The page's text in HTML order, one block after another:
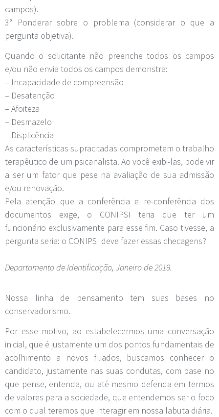
campos).
3° Ponderar sobre o problema (considerar o que a
pergunta objetiva).
Quando o solicitante não preenche todos os campos
e/ou não envia todos os campos demonstra:
– Incapacidade de compreensão
– Desatenção
– Afoiteza
– Desmazelo
– Displicência
As características supracitadas comprometem o trabalho
terapêutico de um psicanalista. Ao você exibi-las, pode vir
a ser um fator que pese na avaliação de sua admissão
e/ou renovação.
Pela atenção que a conferência e re-conferência dos
documentos exige, o CONIPSI teria que ter um
funcionário exclusivamente para esse fim. Caso tivesse, a
pergunta seria: o CONIPSI deve fazer essas checagens?
Departamento de Identificação, Janeiro de 2019.
Nossa linha de pensamento tem suas bases no
conservadorismo.
Por esse motivo, ao estabelecermos uma conversação
inicial, que é justamente um dos pontos fundamentais de
acolhimento a novos filiados, buscamos conhecer o
candidato, justamente nas suas condutas, com base no
que pense, entenda, ou até mesmo defenda em termos
de valores para a sociedade, que entendemos ser o foco
com o qual teremos que interagir em nossa labuta diária.